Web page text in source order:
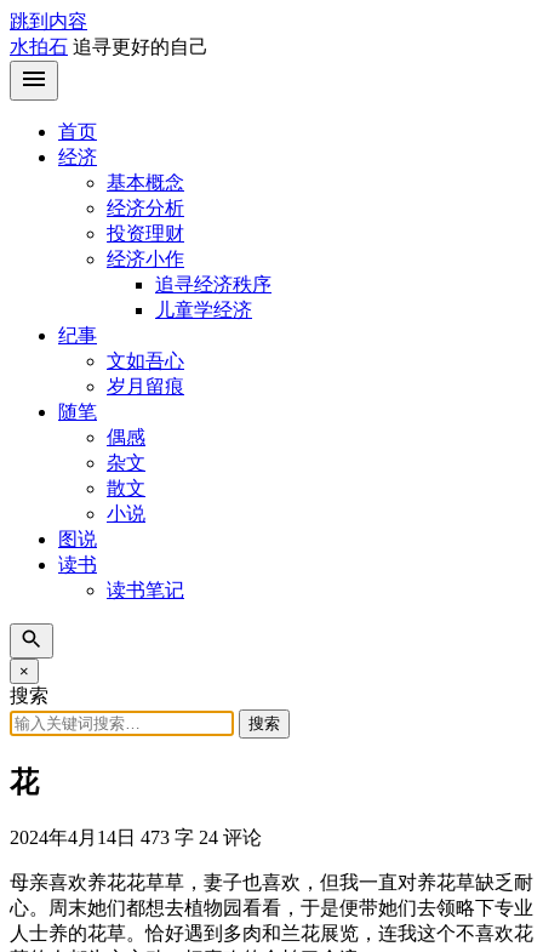
跳到内容
水拍石 追寻更好的自己
首页
经济
基本概念
经济分析
投资理财
经济小作
追寻经济秩序
儿童学经济
纪事
文如吾心
岁月留痕
随笔
偶感
杂文
散文
小说
图说
读书
读书笔记
×
搜索
搜索
花
2024年4月14日 473 字 24 评论
母亲喜欢养花花草草，妻子也喜欢，但我一直对养花草缺乏耐
心。周末她们都想去植物园看看，于是便带她们去领略下专业
人士养的花草。恰好遇到多肉和兰花展览，连我这个不喜欢花